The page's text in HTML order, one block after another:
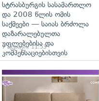
სტრასბურგის სასამართლო
და 2008 წლის ომის
საქმეები — საიას ბრძოლა
დაზარალებულთა
უფლებებისა და
კომპენსაციებისთვის
7 აგვისტო, 11:53
გადახედვა